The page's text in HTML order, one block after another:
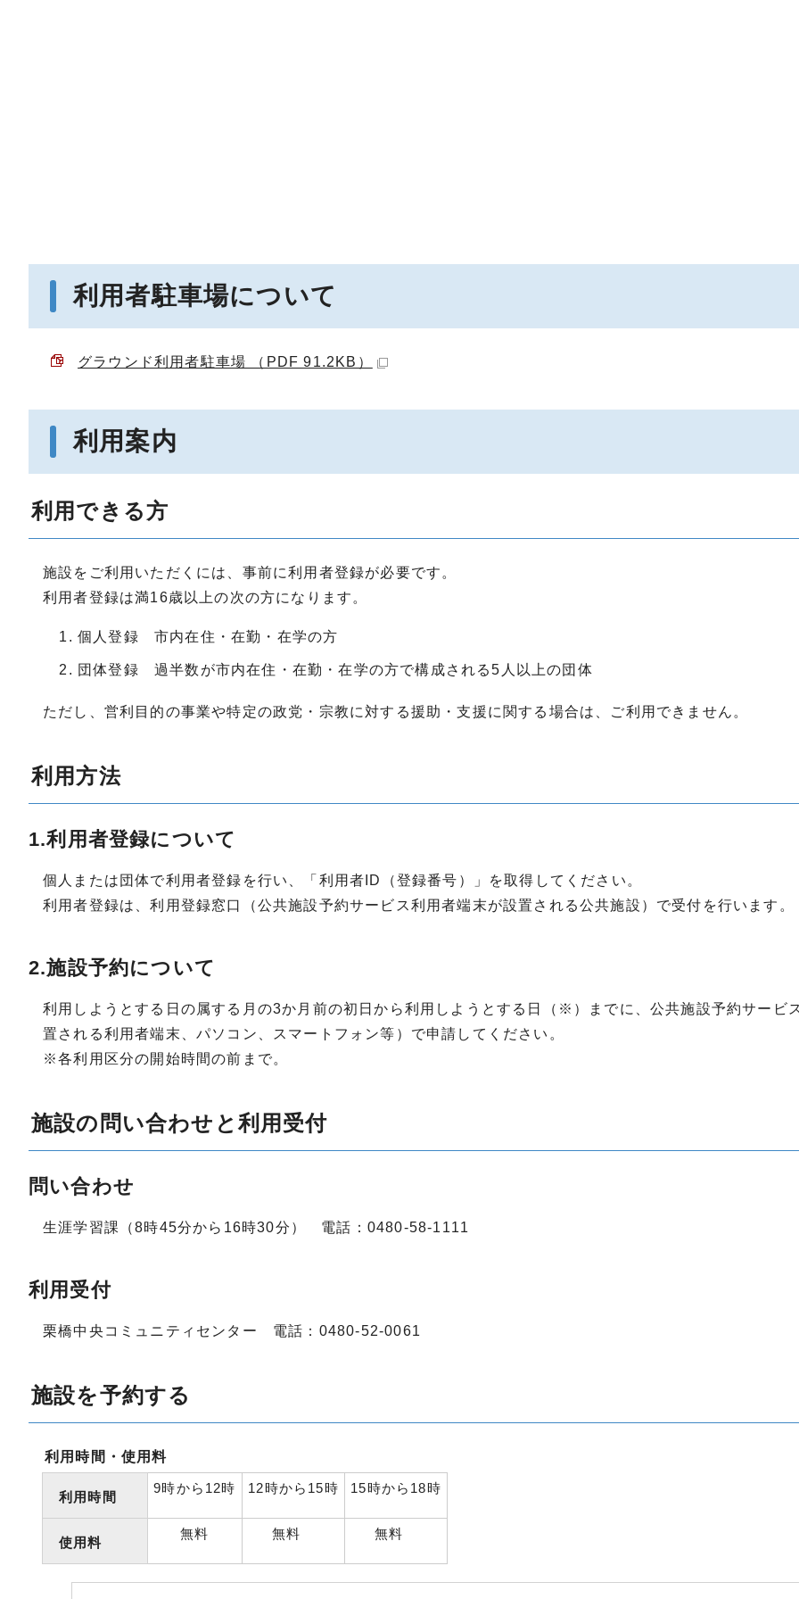
利用者駐車場について
グラウンド利用者駐車場 （PDF 91.2KB）
利用案内
利用できる方
施設をご利用いただくには、事前に利用者登録が必要です。
利用者登録は満16歳以上の次の方になります。
個人登録 市内在住・在勤・在学の方
団体登録 過半数が市内在住・在勤・在学の方で構成される5人以上の団体
ただし、営利目的の事業や特定の政党・宗教に対する援助・支援に関する場合は、ご利用できません。
利用方法
1.利用者登録について
個人または団体で利用者登録を行い、「利用者ID（登録番号）」を取得してください。
利用者登録は、利用登録窓口（公共施設予約サービス利用者端末が設置される公共施設）で受付を行います。
2.施設予約について
利用しようとする日の属する月の3か月前の初日から利用しようとする日（※）までに、公共施設予約サービ
置される利用者端末、パソコン、スマートフォン等）で申請してください。
※各利用区分の開始時間の前まで。
施設の問い合わせと利用受付
問い合わせ
生涯学習課（8時45分から16時30分） 電話：0480-58-1111
利用受付
栗橋中央コミュニティセンター 電話：0480-52-0061
施設を予約する
利用時間・使用料
利用時間
9時から12時 12時から15時 15時から18時
使用料
無料 無料 無料